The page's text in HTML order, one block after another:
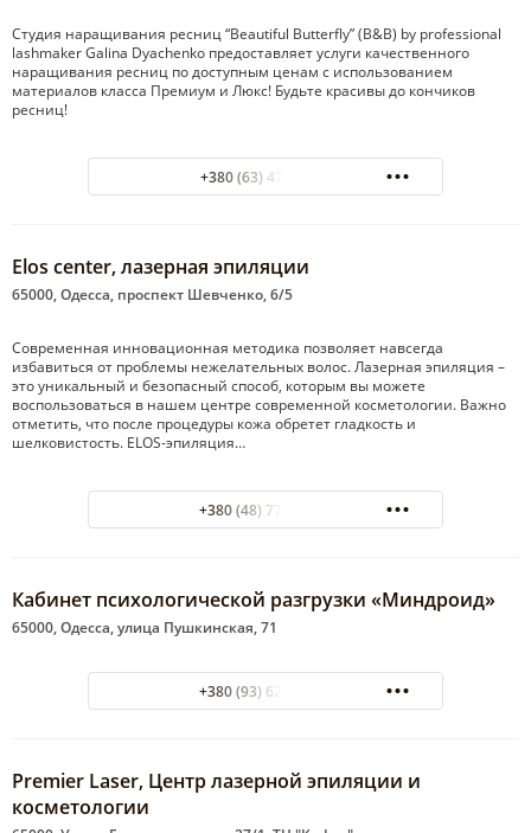
Студия наращивания ресниц “Beautiful Butterfly” (B&B) by professional
lashmaker Galina Dyachenko предоставляет услуги качественного
наращивания ресниц по доступным ценам с использованием
материалов класса Премиум и Люкс! Будьте красивы до кончиков
ресниц!
+380 (63) 47 89 130
Elos center, лазерная эпиляции
65000, Одесса, проспект Шевченко, 6/5
Современная инновационная методика позволяет навсегда
избавиться от проблемы нежелательных волос. Лазерная эпиляция –
это уникальный и безопасный способ, которым вы можете
воспользоваться в нашем центре современной косметологии. Важно
отметить, что после процедуры кожа обретет гладкость и
шелковистость. ELOS-эпиляция…
+380 (48) 770-00-12
Кабинет психологической разгрузки «Миндроид»
65000, Одесса, улица Пушкинская, 71
+380 (93) 620-59-14
Premier Laser, Центр лазерной эпиляции и
косметологии